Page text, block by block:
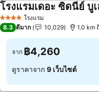
4 ดาว โรงแรม
โรงแรมเดอะ ซิดนีย์ บู
8.3 ดีมาก 10,029 1.0 km
จาก ฿4,260
ดูราคาจาก 9 เว็บไซต์